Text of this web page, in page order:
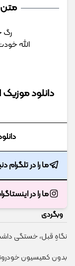
متن
رگ
الله
دانلود
ما را در تلگرام
ما را در
وبگردی
نگاهِ قبل، خستگی داشت...
بدون کمیسیون